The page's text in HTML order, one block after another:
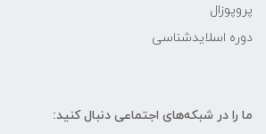
پروپوزال
دوره اسلایدشناسی
ما را در شبکه‌های اجتماعی دنبال کنید: